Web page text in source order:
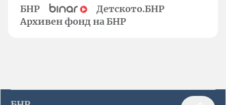
БНР
Детското.БНР
Архивен фонд на БНР